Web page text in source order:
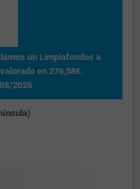
un Limpiafondos a
en 276,58€.
2026